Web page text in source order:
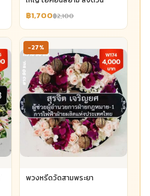
฿1,700฿2,100
-27%
พวงหรีดวัดสามพระยา